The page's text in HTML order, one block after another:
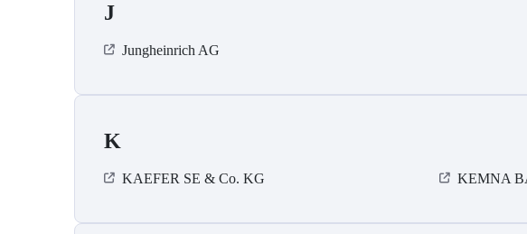
J
Jungheinrich AG
K
KAEFER SE & Co. KG KEMNA